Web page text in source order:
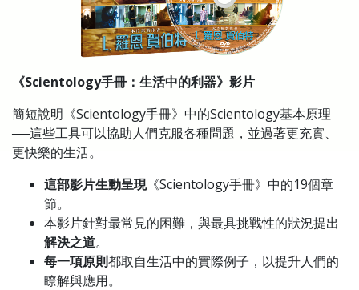
《Scientology手冊：生活中的利器》 影片
簡短說明《Scientology手冊》中的Scientology基本原理
──這些工具可以協助人們克服各種問題，並過著更充實、
更快樂的生活。
這部影片生動呈現《Scientology手冊》中的19個章
節。
本影片針對最常見的困難，與最具挑戰性的狀況提出
解決之道。
每一項原則都取自生活中的實際例子，以提升人們的
瞭解與應用。